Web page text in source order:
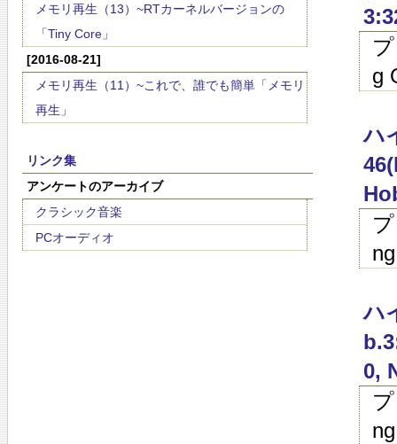
メモリ再生（13）~RTカーネルバージョンの
「Tiny Core」
[2016-08-21]
メモリ再生（11）~これで、誰でも簡単「メモリ
再生」
リンク集
アンケートのアーカイブ
クラシック音楽
PCオーディオ
g
ハ
ハ
0,